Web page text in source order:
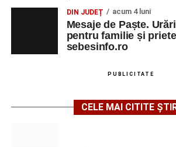
DIN JUDEȚ acum 4 luni
Mesaje de Paște.
pentru familie și
sebesinfo.ro
PUBLICITATE
CELE MAI CITITE